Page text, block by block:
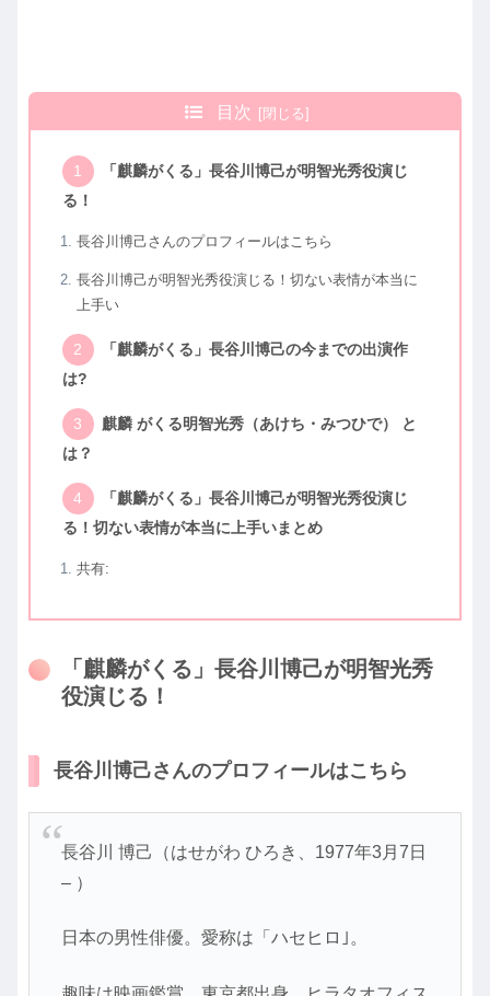
目次
「麒麟がくる」長谷川博己が明智光秀役演じ
る！
長谷川博己さんのプロフィールはこちら
長谷川博己が明智光秀役演じる！切ない表情が本当に
上手い
「麒麟がくる」長谷川博己の今までの出演作
は?
麒麟 がくる明智光秀（あけち・みつひで） と
は？
「麒麟がくる」長谷川博己が明智光秀役演じ
る！切ない表情が本当に上手いまとめ
共有:
「麒麟がくる」長谷川博己が明智光秀
役演じる！
長谷川博己さんのプロフィールはこちら
長谷川 博己（はせがわ ひろき、1977年3月7日
– ）
日本の男性俳優。愛称は「ハセヒロ｣。